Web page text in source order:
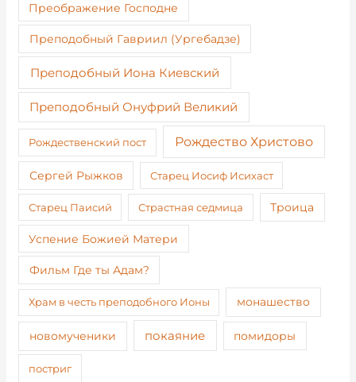
Преображение Господне
Преподобный Гавриил (Ургебадзе)
Преподобный Иона Киевский
Преподобный Онуфрий Великий
Рождественский пост Рождество Христово
Сергей Рыжков Старец Иосиф Исихаст
Старец Паисий Страстная седмица Троица
Успение Божией Матери
Фильм Где ты Адам?
Храм в честь преподобного Ионы монашество
новомученики покаяние помидоры
постриг